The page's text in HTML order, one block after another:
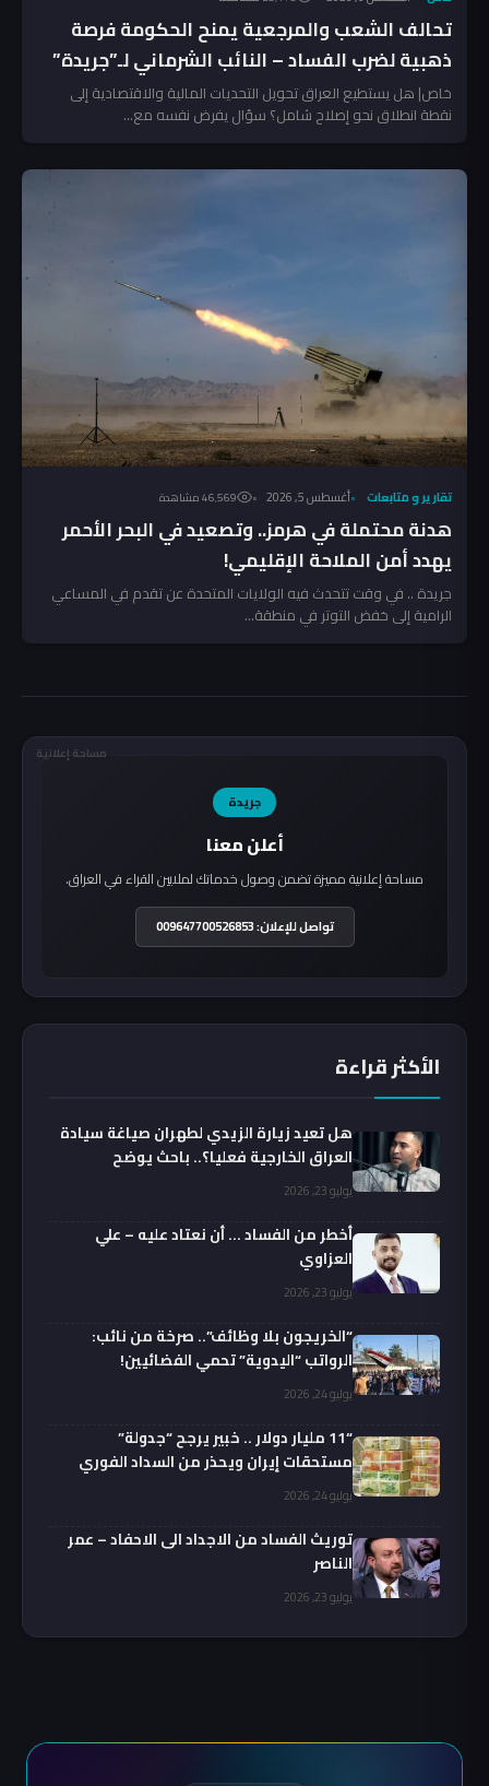
تحالف الشعب والمرجعية يمنح الحكومة فرصة
ذهبية لضرب الفساد – النائب الشرماني لـ”جريدة”
خاص| هل يستطيع العراق تحويل التحديات المالية والاقتصادية إلى
نقطة انطلاق نحو إصلاح شامل؟ سؤال يفرض نفسه مع...
تقارير و متابعات أغسطس 5, 2026 46٬569 مشاهدة
هدنة محتملة في هرمز.. وتصعيد في البحر الأحمر
يهدد أمن الملاحة الإقليمي!
جريدة .. في وقت تتحدث فيه الولايات المتحدة عن تقدم في المساعي
الرامية إلى خفض التوتر في منطقة...
مساحة إعلانية
جريدة
أعلن معنا
مساحة إعلانية مميزة تضمن وصول خدماتك لملايين القراء في العراق.
تواصل للإعلان: 009647700526853
الأكثر قراءة
هل تعيد زيارة الزيدي لطهران صياغة سيادة
العراق الخارجية فعليا؟.. باحث يوضح
يوليو 23, 2026
أخطر من الفساد … أن نعتاد عليه – علي
العزاوي
يوليو 23, 2026
“الخريجون بلا وظائف”.. صرخة من نائب:
الرواتب “اليدوية” تحمي الفضائيين!
يوليو 24, 2026
“11 مليار دولار .. خبير يرجح “جدولة”
مستحقات إيران ويحذر من السداد الفوري
يوليو 24, 2026
توريث الفساد من الاجداد الى الاحفاد – عمر
الناصر
يوليو 23, 2026